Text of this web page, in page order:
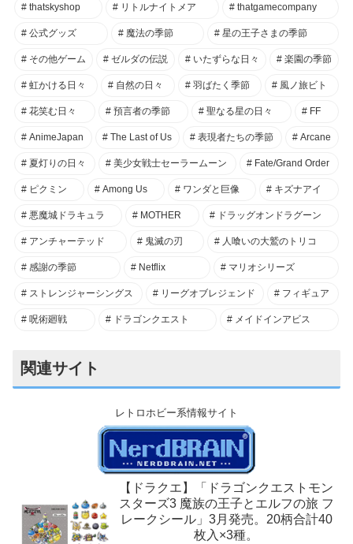
thatskyshop リトルナイトメア thatgamecompany
公式グッズ 魔法の季節 星の王子さまの季節
その他ゲーム ゼルダの伝説 いたずらな日々 楽園の季節
虹かける日々 自然の日々 羽ばたく季節 風ノ旅ビト
花笑む日々 預言者の季節 聖なる星の日々 FF
AnimeJapan The Last of Us 表現者たちの季節 Arcane
夏灯りの日々 美少女戦士セーラームーン Fate/Grand Order
ピクミン Among Us ワンダと巨像 キズナアイ
悪魔城ドラキュラ MOTHER ドラッグオンドラグーン
アンチャーテッド 鬼滅の刃 人喰いの大鷲のトリコ
感謝の季節 Netflix マリオシリーズ
ストレンジャーシングス リーグオブレジェンド フィギュア
呪術廻戦 ドラゴンクエスト メイドインアビス
関連サイト
レトロホビー系情報サイト
【ドラクエ】「ドラゴンクエストモン
スターズ3 魔族の王子とエルフの旅 フ
レークシール」3月発売。20柄合計40
枚入×3種。